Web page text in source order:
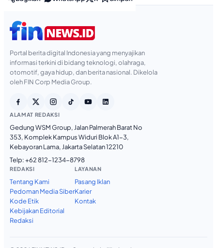
Portal berita digital Indonesia yang menyajikan
informasi terkini di bidang teknologi, olahraga,
otomotif, gaya hidup, dan berita nasional. Dikelola
oleh FIN Corp Media Group.
ALAMAT REDAKSI
Gedung WSM Group, Jalan Palmerah Barat No
353, Komplek Kampus Widuri Blok A1-3,
Kebayoran Lama, Jakarta Selatan 12210
Telp:+62 812-1234-8798
REDAKSI
Tentang Kami
Pedoman Media Siber
Kode Etik
Kebijakan Editorial
Redaksi
LAYANAN
Pasang Iklan
Karier
Kontak